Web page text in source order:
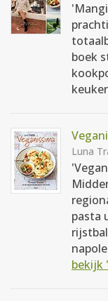
boek
Luna
pasta
bekijk